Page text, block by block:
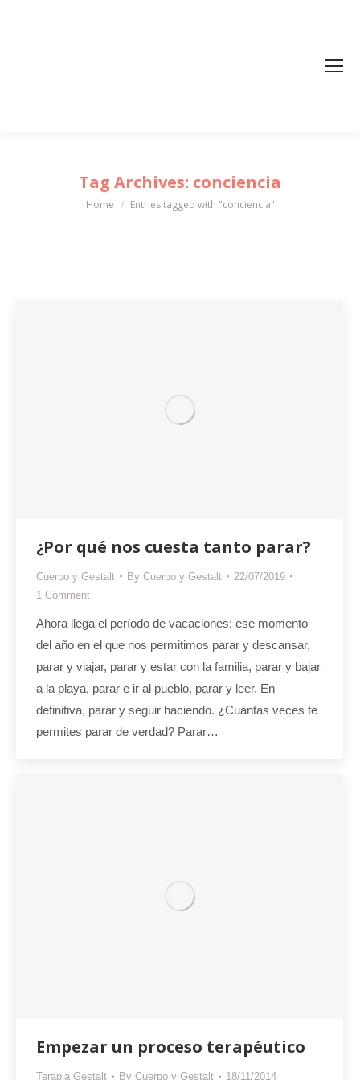
Tag Archives: conciencia
You are here:
Home Entries tagged with "conciencia"
¿Por qué nos cuesta tanto parar?
Cuerpo y Gestalt By Cuerpo y Gestalt
22/07/2019
1 Comment
Ahora llega el período de vacaciones; ese momento
del año en el que nos permitimos parar y descansar,
parar y viajar, parar y estar con la familia, parar y bajar
a la playa, parar e ir al pueblo, parar y leer. En
definitiva, parar y seguir haciendo. ¿Cuántas veces te
permites parar de verdad? Parar…
Empezar un proceso terapéutico
Terapia Gestalt By Cuerpo y Gestalt 18/11/2014